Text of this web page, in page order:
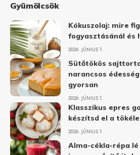
Gyümölcsök
Kókuszolaj: mire
fogyasztásánál és
2026. JÚNIUS 1.
Sütőtökös
narancsos
gyorsan
2026. JÚNIUS 1.
Klasszikus epres
készítsd el a
2026. JÚNIUS 1.
Alma-cékla-répa lé